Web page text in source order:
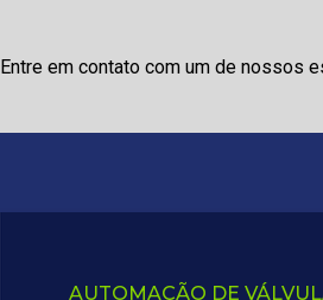
Entre em contato com um de nossos
AUTOMAÇÃO DE